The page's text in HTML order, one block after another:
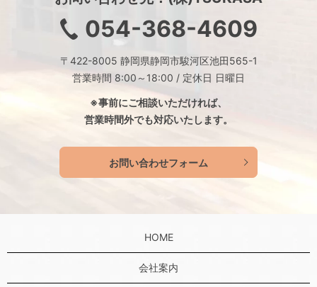
054-368-4609
〒422-8005 静岡県静岡市駿河区池田565-1
営業時間 8:00～18:00 / 定休日 日曜日
※事前にご相談いただければ、
営業時間外でも対応いたします。
お問い合わせフォーム
HOME
会社案内